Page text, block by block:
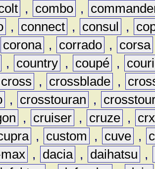
, combo ,
, connect , consul ,
corona , corrado , corsa
, country , coupé ,
cross , crossblade ,
, crosstouran ,
, cruiser , cruze ,
crx
, custom , cuve ,
, dacia , daihatsu
,